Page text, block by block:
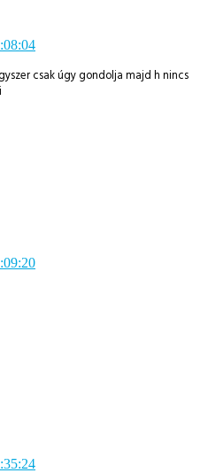
csak úgy gondolja majd h nincs